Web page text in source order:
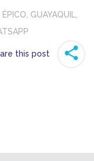
ÉPICO GUAYAQUIL
this post